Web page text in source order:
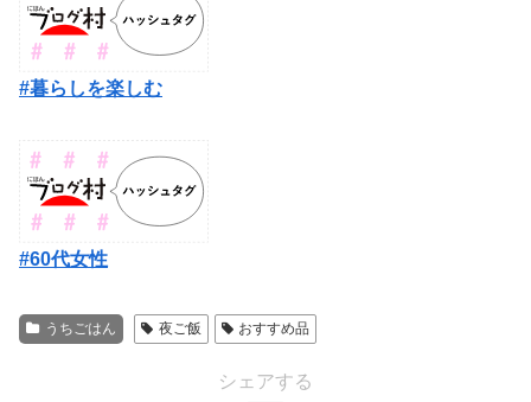
#暮らしを楽しむ
#60代女性
うちごはん 夜ご飯 おすすめ品
シェアする